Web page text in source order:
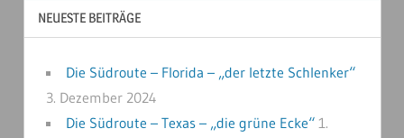
NEUESTE BEITRÄGE
Die Südroute – Florida – „der letzte Schlenker“
3. Dezember 2024
Die Südroute – Texas – „die grüne Ecke“ 1.